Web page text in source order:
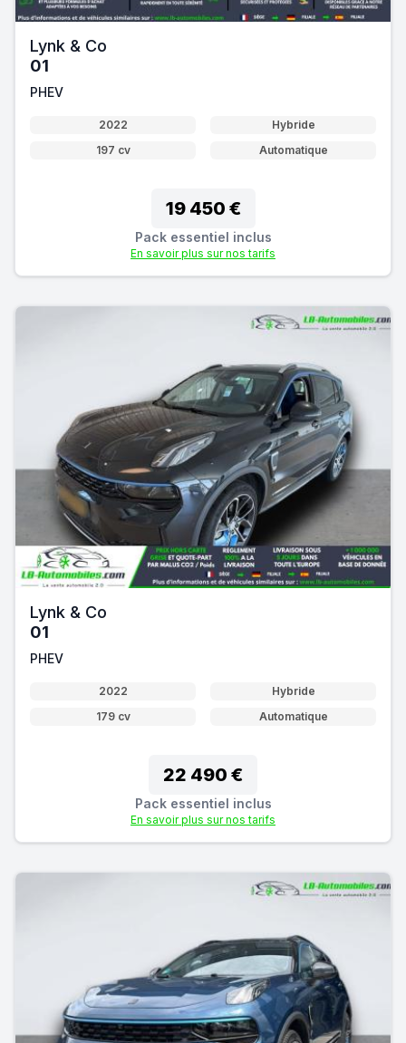
Lynk & Co
01
PHEV
2022
Hybride
197 cv
Automatique
19 450 €
Pack essentiel inclus
En savoir plus sur nos tarifs
Lynk & Co
01
PHEV
2022
Hybride
179 cv
Automatique
22 490 €
Pack essentiel inclus
En savoir plus sur nos tarifs